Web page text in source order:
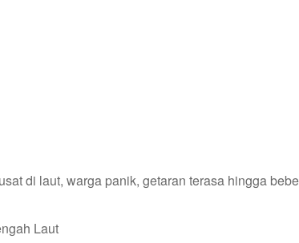
di laut, warga panik, getaran terasa hingga